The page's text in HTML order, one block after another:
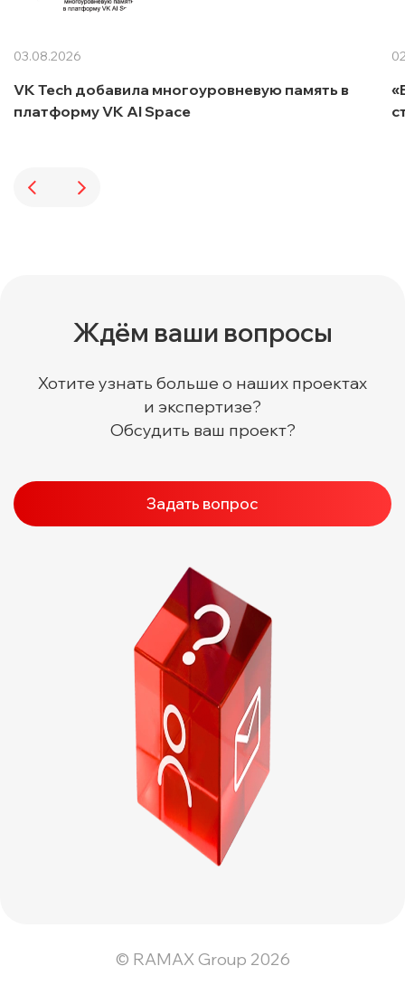
03.08.2026
VK Tech добавила многоуровневую память в
платформу VK AI Space
Ждём ваши вопросы
Хотите узнать больше о наших проектах
и экспертизе?
Обсудить ваш проект?
Задать вопрос
© RAMAX Group 2026